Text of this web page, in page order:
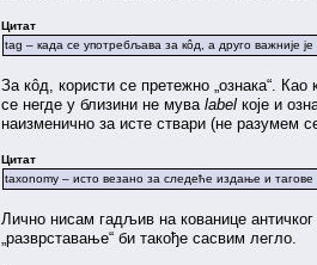
Цитат
tag – када се употребљава за кôд, а друго важније
За кôд, користи се претежно „ознака“.
се негде у близини не мува label које и
наизменично за исте ствари (не разумем
Цитат
taxonomy – исто везано за следеће издање и тагове
Лично нисам гадљив на кованице
„разврставање“ би такође сасвим легло.